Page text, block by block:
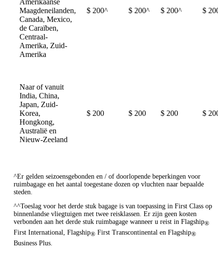
Maagdeneilanden,
Canada, Mexico,
de Caraïben,
Centraal-
Amerika, Zuid-
Amerika
$ 200^ $ 200^ $ 200^ $
Naar of vanuit
India, China,
Japan, Zuid-
Korea,
Hongkong,
Australië en
Nieuw-Zeeland
$ 200 $ 200 $ 200 $
^Er gelden seizoensgebonden en / of doorlopende beperkingen voor
ruimbagage en het aantal toegestane dozen op vluchten naar bepaalde
steden.
^^Toeslag voor het derde stuk bagage is van toepassing in First Class op
binnenlandse vliegtuigen met twee reisklassen. Er zijn geen kosten
verbonden aan het derde stuk ruimbagage wanneer u reist in Flagship®
First International, Flagship® First Transcontinental en Flagship®
Business Plus.